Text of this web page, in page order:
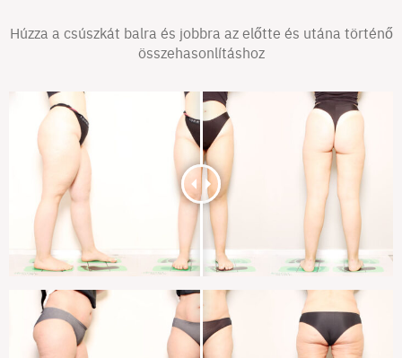
Húzza a csúszkát balra és jobbra az előtte és utána történő
összehasonlításhoz